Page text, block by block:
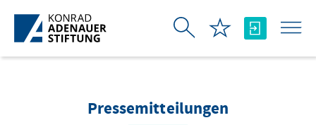
跳转到主内容
Pressemitteilungen